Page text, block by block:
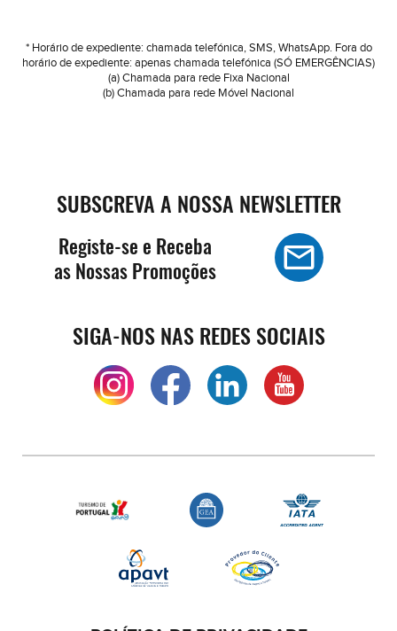
* Horário de expediente: chamada telefónica, SMS, WhatsApp. Fora do
horário de expediente: apenas chamada telefónica (SÓ EMERGÊNCIAS)
(a) Chamada para rede Fixa Nacional
(b) Chamada para rede Móvel Nacional
SUBSCREVA A NOSSA NEWSLETTER
Registe-se e Receba
as Nossas Promoções
SIGA-NOS NAS REDES SOCIAIS